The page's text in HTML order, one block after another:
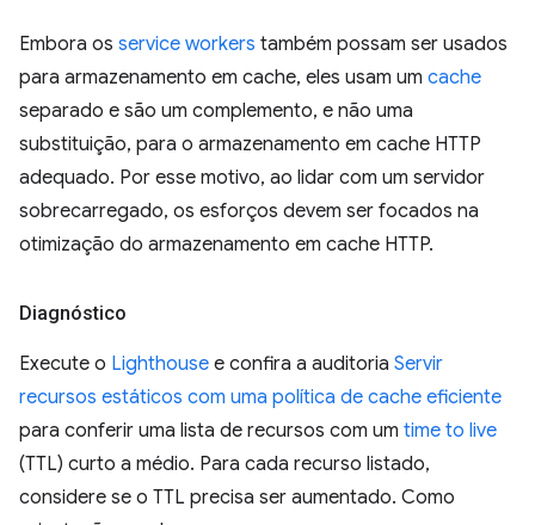
Embora os service workers também possam ser usados
para armazenamento em cache, eles usam um cache
separado e são um complemento, e não uma
substituição, para o armazenamento em cache HTTP
adequado. Por esse motivo, ao lidar com um servidor
sobrecarregado, os esforços devem ser focados na
otimização do armazenamento em cache HTTP.
Diagnóstico
Execute o Lighthouse e confira a auditoria Servir
recursos estáticos com uma política de cache eficiente
para conferir uma lista de recursos com um time to live
(TTL) curto a médio. Para cada recurso listado,
considere se o TTL precisa ser aumentado. Como